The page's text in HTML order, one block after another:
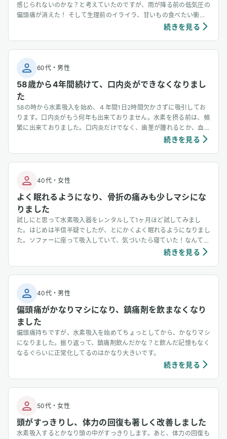
感じられないのかな？と考えていたのですが、雨が降る前の低気圧の
偏頭痛が消えた！ そして生理前のイライラ、甘いもの食べたい衝
動、むくみなどPMSも嘘みたいになくなってびっくりしてる。
続きを見る
60代・男性
58歳から4年間続けて、口内炎ができなくなりまし
た
58の時から水素吸入を始め、４年間1日2時間欠かさずに吸引してお
ります。口内炎がもう何年も出来ておりません。水素を摂る前は、頻
繁に出来ておりました。口内炎だけでなく、歯茎が腫れるとか、血が
出てるとかも、全く無くなりました。たまに物を食べている時に、く
続きを見る
40代・女性
よく眠れるようになり、骨折の痛みも少しマシにな
りました
試しにと思って水素吸入器をレンタルして1ヶ月ほど試してみまし
た。はじめは半信半疑でしたが、とにかくよく眠れるようになりまし
た。ソファーに座って吸入していて、気づいたら寝ていた！なんてこ
ともザラです。しかも熟睡している。水素吸入を始める前に骨折をし
続きを見る
40代・男性
偏頭痛がかなりマシになり、鎮痛剤を飲まなくなり
ました
偏頭痛持ちですが、水素吸入を始めてちょっとしてから、かなりマシ
になりました。振り返って、鎮痛剤飲んだかな？と飲んだ記憶もなく
なるぐらいに正常化してるのはかなり大きいです。
続きを見る
50代・女性
頭がすっきりし、体力の回復も著しく改善しました
水素吸入するとかなり頭の中がすっきりします。あと、体力の回復も